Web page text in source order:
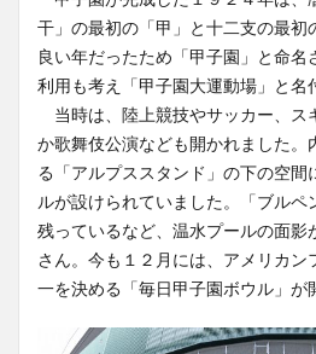
干」の最初の「甲」と十二支の最初
良い年だったため「甲子園」と命
利用も考え「甲子園大運動場」と名
当時は、陸上競技やサッカー、ス
か歌舞伎公演なども開かれました。
る「アルプススタンド」の下の空間
ルが設けられていました。「ブル
残っているなど、温水プールの面影
さん。今も１２月には、アメリカン
一を決める「毎日甲子園ボウル」が